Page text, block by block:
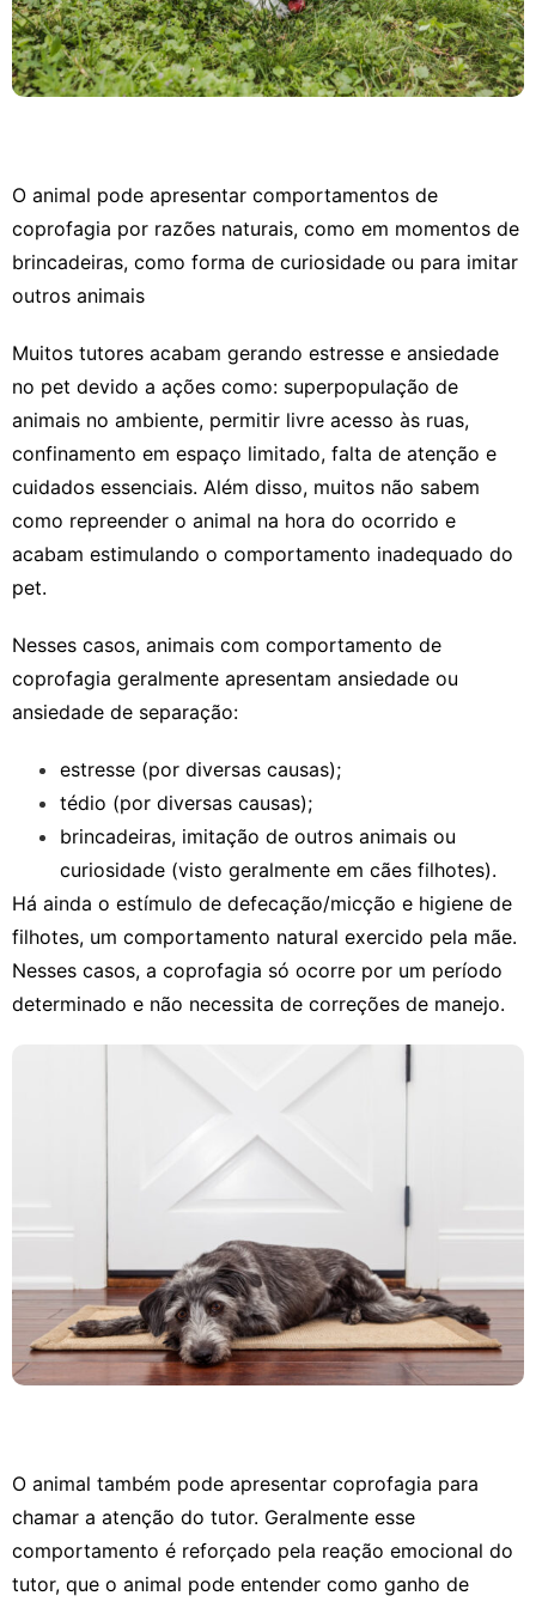
O animal pode apresentar comportamentos de
coprofagia por razões naturais, como em momentos de
brincadeiras, como forma de curiosidade ou para imitar
outros animais
Muitos tutores acabam gerando estresse e ansiedade
no pet devido a ações como: superpopulação de
animais no ambiente, permitir livre acesso às ruas,
confinamento em espaço limitado, falta de atenção e
cuidados essenciais. Além disso, muitos não sabem
como repreender o animal na hora do ocorrido e
acabam estimulando o comportamento inadequado do
pet.
Nesses casos, animais com comportamento de
coprofagia geralmente apresentam ansiedade ou
ansiedade de separação:
estresse (por diversas causas);
tédio (por diversas causas);
brincadeiras, imitação de outros animais ou
curiosidade (visto geralmente em cães filhotes).
Há ainda o estímulo de defecação/micção e higiene de
filhotes, um comportamento natural exercido pela mãe.
Nesses casos, a coprofagia só ocorre por um período
determinado e não necessita de correções de manejo.
O animal também pode apresentar coprofagia para
chamar a atenção do tutor. Geralmente esse
comportamento é reforçado pela reação emocional do
tutor, que o animal pode entender como ganho de